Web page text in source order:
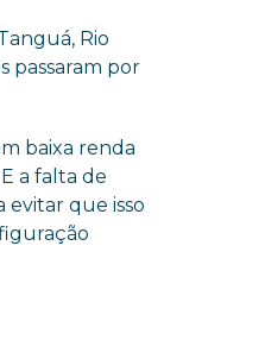
Rio
passaram por
baixa renda
a falta de
evitar que isso